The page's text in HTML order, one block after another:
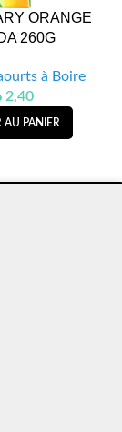
ORANGE
260G
à Boire
2,40
AU PANIER